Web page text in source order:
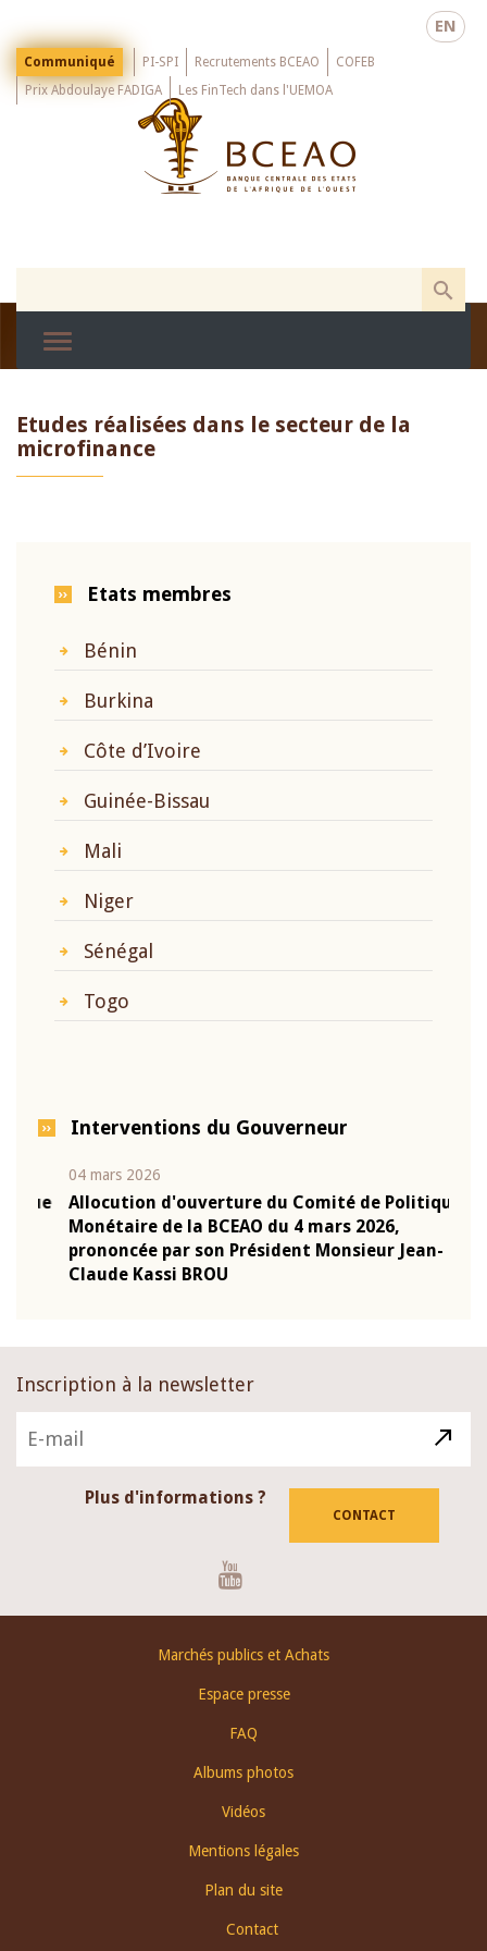
main
EN
Menu
Top
Communiqué PI-SPI Recrutements BCEAO
COFEB
Prix Abdoulaye FADIGA
Les FinTech dans l'UEMOA
Etudes réalisées dans le secteur de la
microfinance
Etats membres
Bénin
Burkina
Côte d’Ivoire
Guinée-Bissau
Mali
Niger
Sénégal
Togo
Interventions du Gouverneur
04 mars 2026
Allocution d'ouverture du Comité de Politique
Monétaire de la BCEAO du 4 mars 2026,
prononcée par son Président Monsieur Jean-
Claude Kassi BROU
Inscription à la newsletter
Plus d'informations ?
CONTACT
Marchés publics et Achats
Espace presse
FAQ
Albums photos
Vidéos
Mentions légales
Plan du site
Contact